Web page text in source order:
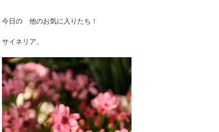
今日の 他のお気に入りたち！
サイネリア。